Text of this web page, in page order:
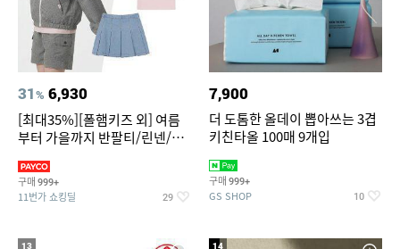
31% 6,930
[최대35%][폴햄키즈 외] 여름
부터 가을까지 반팔티/린넨/맨
구매 999+
11번가 쇼킹딜 29
7,900
더 도톰한 올데이 뽑아쓰는 3겹
키친타올 100매 9개입
구매 999+
GS SHOP 10
13 14